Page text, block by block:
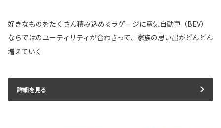
好きなものをたくさん積み込めるラゲージに電気自動車（BEV）
ならではのユーティリティが合わさって、家族の思い出がどんどん
増えていく
詳細を見る